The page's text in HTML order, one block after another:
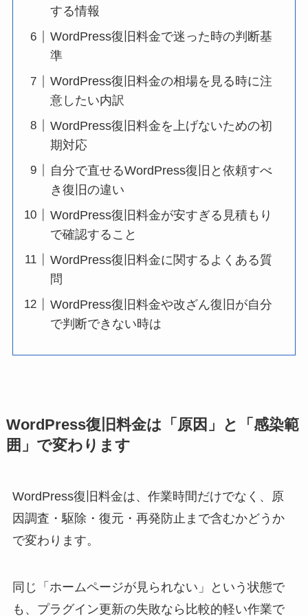
する情報
WordPress復旧料金で迷った時の判断基
準
WordPress復旧料金の相場を見る時に注
意したい内訳
WordPress復旧料金を上げないための初
期対応
自分で直せるWordPress復旧と依頼すべ
き復旧の違い
WordPress復旧料金が安すぎる見積もり
で確認すること
WordPress復旧料金に関するよくある質
問
WordPress復旧料金や改ざん復旧が自分
で判断できない時は
WordPress復旧料金は「原因」と「感染範
囲」で変わります
WordPress復旧料金は、作業時間だけでなく、原
因調査・駆除・復元・再発防止まで含むかどうか
で変わります。
同じ「ホームページが見られない」という状態で
も、プラグイン更新の失敗なら比較的軽い作業で